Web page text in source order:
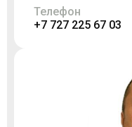
Телефон
+7 727 225 67 03